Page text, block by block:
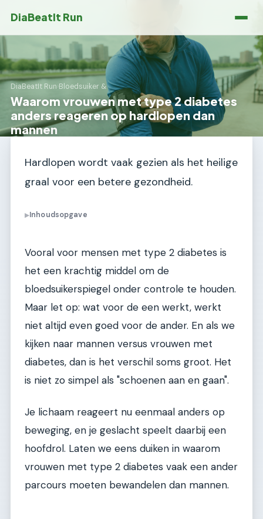
DiaBeatIt Run
DiaBeatIt Run›Bloedsuiker &
Waarom vrouwen met type 2 diabetes
anders reageren op hardlopen dan
mannen
Hardlopen wordt vaak gezien als het heilige
graal voor een betere gezondheid.
▶Inhoudsopgave
Vooral voor mensen met type 2 diabetes is
het een krachtig middel om de
bloedsuikerspiegel onder controle te houden.
Maar let op: wat voor de een werkt, werkt
niet altijd even goed voor de ander. En als we
kijken naar mannen versus vrouwen met
diabetes, dan is het verschil soms groot. Het
is niet zo simpel als "schoenen aan en gaan".
Je lichaam reageert nu eenmaal anders op
beweging, en je geslacht speelt daarbij een
hoofdrol. Laten we eens duiken in waarom
vrouwen met type 2 diabetes vaak een ander
parcours moeten bewandelen dan mannen.